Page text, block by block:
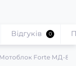
Мотоблок Forte МД-81E
Відгуків 0